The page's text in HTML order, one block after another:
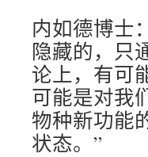
内如德博士
隐藏的，只
论上，有可
可能是对我
物种新功能
状态。”